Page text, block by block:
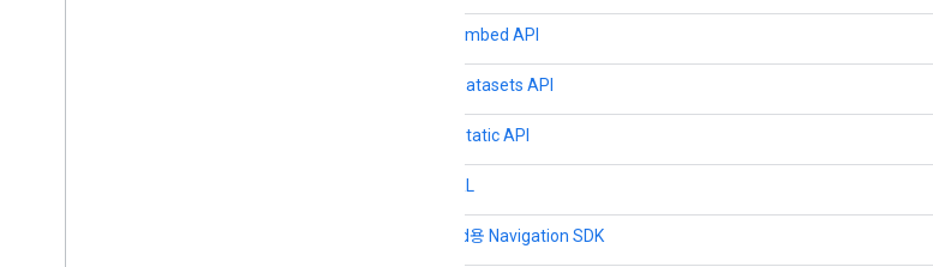
Maps Embed API
Maps Datasets API
Maps Static API
지도 URL
Android용 Navigation SDK